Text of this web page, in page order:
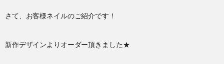
さて、お客様ネイルのご紹介です！
新作デザインよりオーダー頂きました★